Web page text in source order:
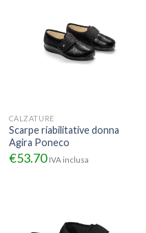
CALZATURE
Scarpe riabilitative donna
Agira Poneco
€53.70 IVA inclusa